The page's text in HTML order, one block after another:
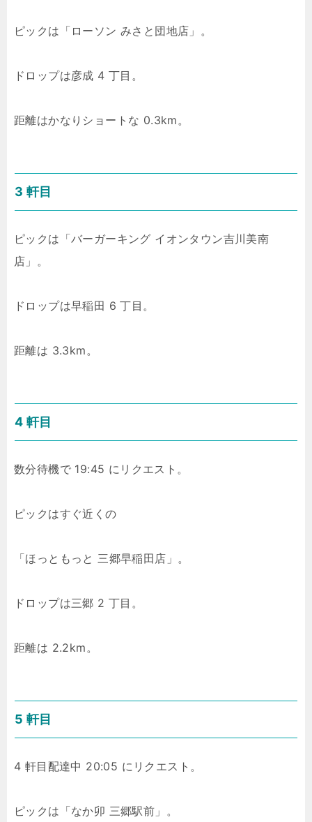
ピックは「ローソン みさと団地店」。
ドロップは彦成 4 丁目。
距離はかなりショートな 0.3km。
3 軒目
ピックは「バーガーキング イオンタウン吉川美南
店」。
ドロップは早稲田 6 丁目。
距離は 3.3km。
4 軒目
数分待機で 19:45 にリクエスト。
ピックはすぐ近くの
「ほっともっと 三郷早稲田店」。
ドロップは三郷 2 丁目。
距離は 2.2km。
5 軒目
4 軒目配達中 20:05 にリクエスト。
ピックは「なか卯 三郷駅前」。